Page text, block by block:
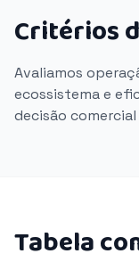
Critérios
Avaliamos
ecossistema e
decisão
Tabela